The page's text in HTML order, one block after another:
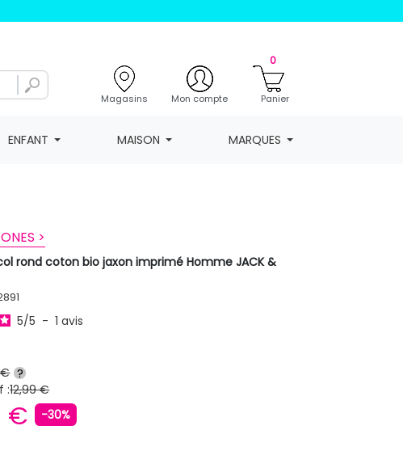
Magasins Mon compte
0
Panier
ENFANT MAISON MARQUES
>
rond coton bio jaxon imprimé Homme JACK &
5/5 - 1avis
?
:12,99 €
€ -30%